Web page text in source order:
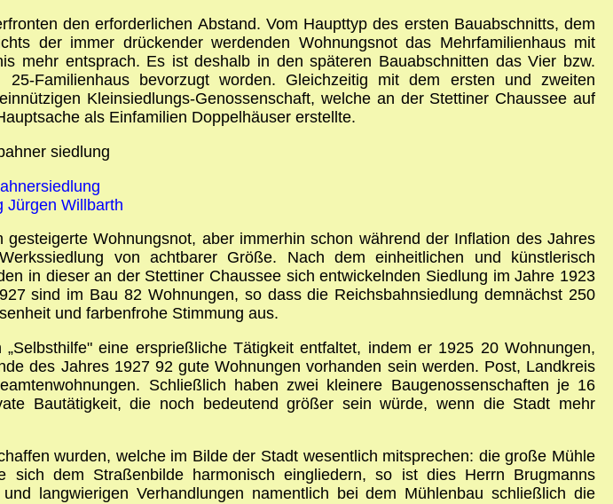
den erforderlichen Abstand. Vom Haupttyp des ersten Bauabschnitts, dem
der immer drückender werdenden Wohnungsnot das Mehrfamilienhaus mit
mehr entsprach. Es ist deshalb in den späteren Bauabschnitten das Vier­ bzw.
Familienhaus bevorzugt worden. Gleichzeitig mit dem ersten und zweiten
Kleinsiedlungs-Genossenschaft, welche an der Stettiner Chaussee auf
als Einfamilien Doppelhäuser erstellte.
Jürgen Willbarth
Wohnungsnot, aber immerhin schon während der Inflation des Jahres
von achtbarer Größe. Nach dem einheitlichen und künstlerisch
in dieser an der Stettiner Chaussee sich entwickelnden Siedlung im Jahre 1923
sind im Bau 82 Wohnungen, so dass die Reichsbahnsiedlung demnächst 250
und farbenfrohe Stimmung aus.
eine ersprießliche Tätigkeit entfaltet, indem er 1925 20 Wohnungen,
des Jahres 1927 92 gute Wohnungen vorhanden sein werden. Post, Landkreis
Schließlich haben zwei kleinere Baugenossenschaften je 16
Bautätigkeit, die noch bedeutend größer sein würde, wenn die Stadt mehr
wurden, welche im Bilde der Stadt wesentlich mitsprechen: die große Mühle
dem Straßenbilde harmonisch eingliedern, so ist dies Herrn Brugmanns
langwierigen Verhandlungen namentlich bei dem Mühlenbau schließlich die